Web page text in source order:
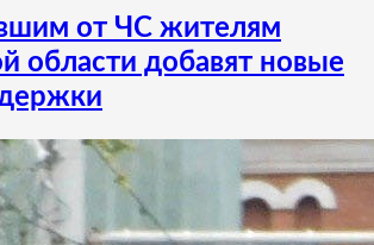
от ЧС жителям
области добавят новые